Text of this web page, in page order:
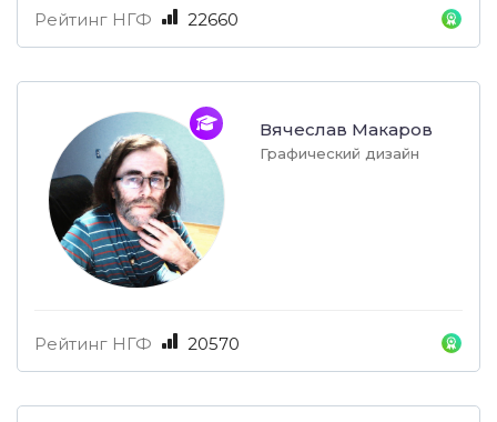
Рейтинг НГФ 22660
Вячеслав Макаров
Графический дизайн
Рейтинг НГФ 20570